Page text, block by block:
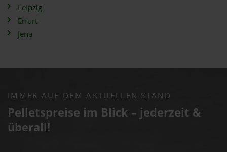
Leipzig
Erfurt
Jena
IMMER AUF DEM AKTUELLEN STAND
Pelletspreise im Blick – jederzeit &
überall!